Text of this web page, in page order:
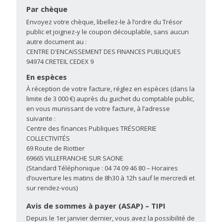
l’achèvement de travaux au service
d’assainissement (formulaire d’achèvement
à télécharger). Faute d’information
contraire, le Syndicat considère que cette
condition est remplie 18 mois après la date
de l’autorisation du SMAPS prescrivant la
PFAC.
Par chèque
Envoyez votre chèque, libellez-le à l’ordre du Trésor
public et joignez-y le coupon découplable, sans aucun
autre document au :
CENTRE D'ENCAISSEMENT DES FINANCES PUBLIQUES
94974 CRETEIL CEDEX 9
En espèces
À réception de votre facture, réglez en espèces (dans la
limite de 3 000 €) auprès du guichet du comptable public,
en vous munissant de votre facture, à l’adresse
suivante :
Centre des finances Publiques TRÉSORERIE
COLLECTIVITÉS
69 Route de Riottier
69665 VILLEFRANCHE SUR SAONE
(Standard Téléphonique : 04 74 09 46 80 – Horaires
d’ouverture les matins de 8h30 à 12h sauf le mercredi et
sur rendez-vous)
Avis de sommes à payer (ASAP) – TIPI
Depuis le 1er janvier dernier, vous avez la possibilité de